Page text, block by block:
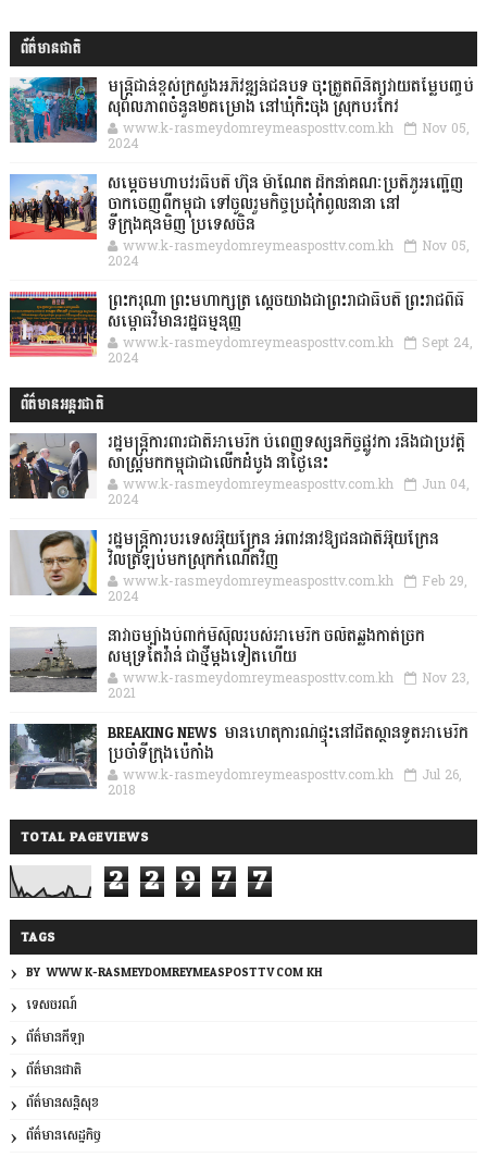
ព័ត៌មានជាតិ
មន្ត្រីជាន់ខ្ពស់ក្រសួងអភិវឌ្ឍន៍ជនបទ ចុះត្រួតពិនិត្យវាយតម្លៃបញ្ចប់
សុពលភាពចំនួន២គម្រោង នៅឃុំកិះចុង ស្រុកបរកែវ
www.k-rasmeydomreymeasposttv.com.kh Nov 05,
2024
សម្តេចមហាបវរធិបតី ហ៊ុន ម៉ាណែត ដឹកនាំគណៈប្រតិភូអញ្ជើញ
ចាកចេញពីកម្ពុជា ទៅចូលរួមកិច្ចប្រជុំកំពូលនានា នៅ
ទីក្រុងគុនមិញ ប្រទេសចិន
www.k-rasmeydomreymeasposttv.com.kh Nov 05,
2024
ព្រះករុណា ព្រះមហាក្សត្រ ស្តេចយាងជាព្រះរាជាធិបតី ព្រះរាជពិធី
សម្ពោធវិមានរដ្ឋធម្មនុញ្ញ
www.k-rasmeydomreymeasposttv.com.kh Sept 24,
2024
ព័ត៌មានអន្តរជាតិ
រដ្ឋមន្រ្តីការពារជាតិអាមេរិក បំពេញទស្សនកិច្ចផ្លូវកា រនិងជាប្រវត្តិ
សាស្រ្តមកកម្ពុជាជាលើកដំបូង នាថ្ងៃនេះ
www.k-rasmeydomreymeasposttv.com.kh Jun 04,
2024
រដ្ឋមន្ត្រីការបរទេសអ៊ុយក្រែន អំពាវនាវឱ្យជនជាតិអ៊ុយក្រែន
វិលត្រឡប់មកស្រុកកំណើតវិញ
www.k-rasmeydomreymeasposttv.com.kh Feb 29,
2024
នាវាចម្បាំងបំពាក់មីស៊ីលរបស់អាមេរិក ចល័តឆ្លងកាត់ច្រក
សមុទ្រតៃវ៉ាន់ ជាថ្មីម្តងទៀតហើយ
www.k-rasmeydomreymeasposttv.com.kh Nov 23,
2021
BREAKING NEWS: មានហេតុការណ៍ផ្ទុះនៅជិតស្ថានទូតអាមេរិក
ប្រចាំទីក្រុងប៉េកាំង
www.k-rasmeydomreymeasposttv.com.kh Jul 26,
2018
TOTAL PAGEVIEWS
2 2 9 7 7
TAGS
BY: WWW.K-RASMEYDOMREYMEASPOSTTV.COM.KH
ទេសចរណ៍
ព័ត៌មានកីឡា
ព័ត៌មានជាតិ
ព័ត៌មានសន្តិសុខ
ព័ត៌មានសេដ្ឋកិច្ច